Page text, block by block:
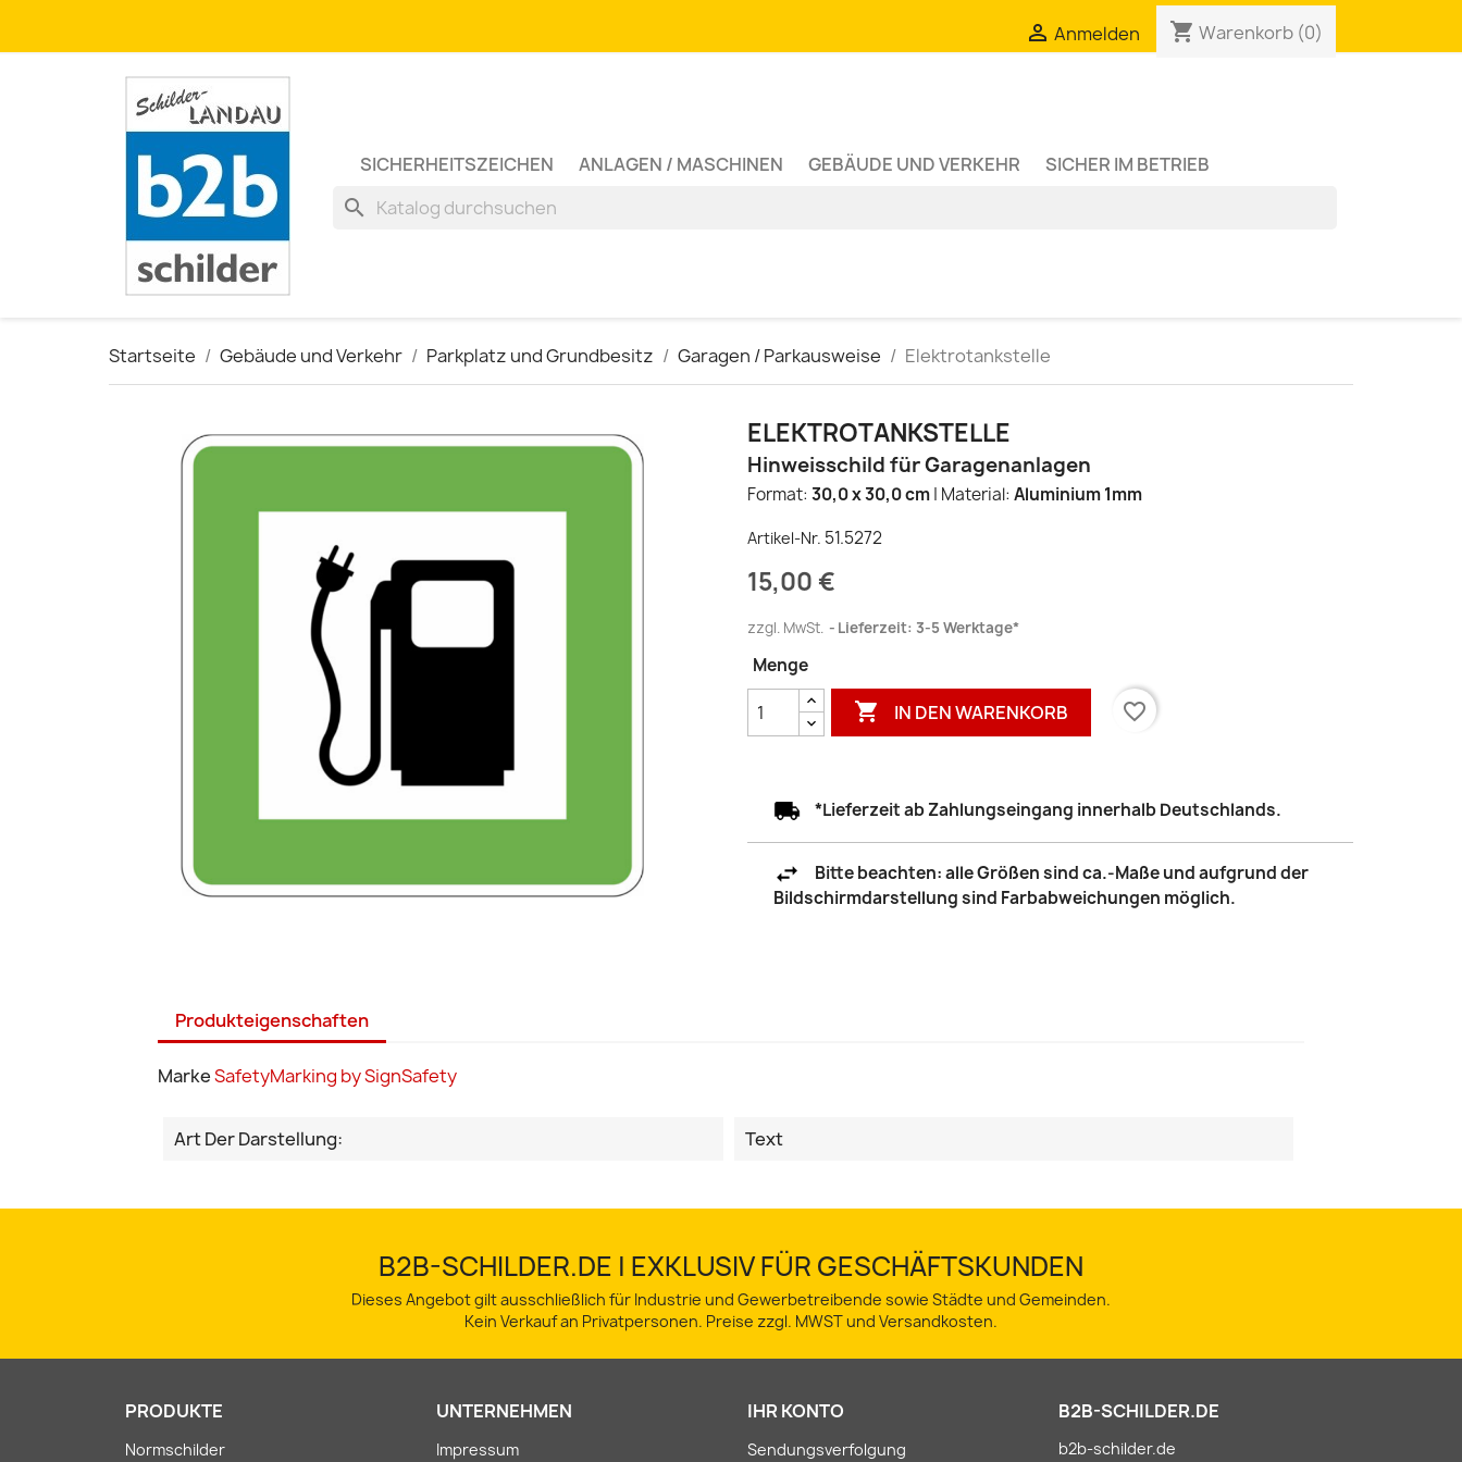
 Anmelden shopping_cart Warenkorb (0)
SICHERHEITSZEICHEN ANLAGEN / MASCHINEN GEBÄUDE UND VERKEHR SICHER IM BETRIEB
search
Startseite Gebäude und Verkehr Parkplatz und Grundbesitz Garagen / Parkausweise Elektrotankstelle
ELEKTROTANKSTELLE
Hinweisschild für Garagenanlagen
Format: 30,0 x 30,0 cm| Material: Aluminium 1mm
Artikel-Nr. 51.5272
15,00 €
zzgl. MwSt. Lieferzeit: 3-5 Werktage*
Menge
 IN DEN WARENKORB favorite_border
*Lieferzeit ab Zahlungseingang innerhalb Deutschlands.
Bitte beachten: alle Größen sind ca.-Maße und aufgrund der
Bildschirmdarstellung sind Farbabweichungen möglich.
Produkteigenschaften
MarkeSafetyMarking by SignSafety
Art Der Darstellung: Text
B2B-SCHILDER.DE | EXKLUSIV FÜR GESCHÄFTSKUNDEN
Dieses Angebot gilt ausschließlich für Industrie und Gewerbetreibende sowie Städte und Gemeinden.
Kein Verkauf an Privatpersonen. Preise zzgl. MWST und Versandkosten.
PRODUKTE
Normschilder
UNTERNEHMEN
Impressum
IHR KONTO
Sendungsverfolgung
B2B-SCHILDER.DE
b2b-schilder.de